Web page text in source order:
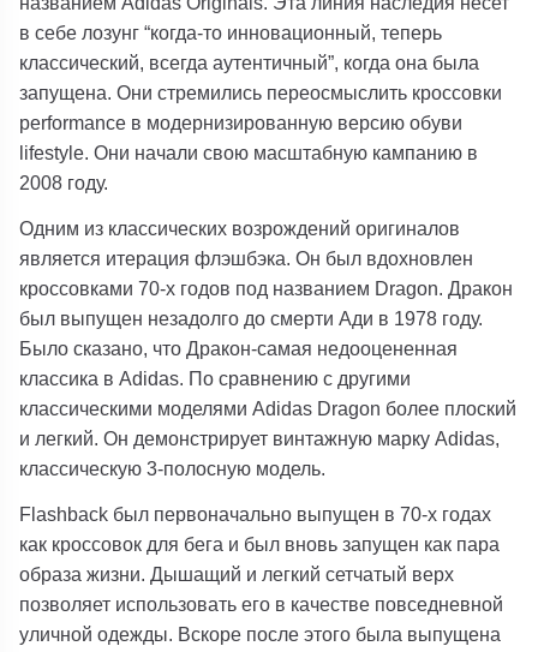
в себе лозунг “когда-то инновационный, теперь
классический, всегда аутентичный”, когда она была
запущена. Они стремились переосмыслить кроссовки
performance в модернизированную версию обуви
lifestyle. Они начали свою масштабную кампанию в
2008 году.
Одним из классических возрождений оригиналов
является итерация флэшбэка. Он был вдохновлен
кроссовками 70-х годов под названием Dragon. Дракон
был выпущен незадолго до смерти Ади в 1978 году.
Было сказано, что Дракон-самая недооцененная
классика в Adidas. По сравнению с другими
классическими моделями Adidas Dragon более плоский
и легкий. Он демонстрирует винтажную марку Adidas,
классическую 3-полосную модель.
Flashback был первоначально выпущен в 70-х годах
как кроссовок для бега и был вновь запущен как пара
образа жизни. Дышащий и легкий сетчатый верх
позволяет использовать его в качестве повседневной
уличной одежды. Вскоре после этого была выпущена